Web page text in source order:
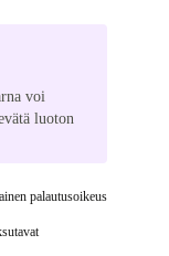
voi
luoton
palautusoikeus